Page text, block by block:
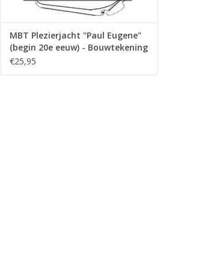
MBT Plezierjacht "Paul Eugene"
(begin 20e eeuw) - Bouwtekening
Schaal 1 : 30 (10.06.008)
€25,95